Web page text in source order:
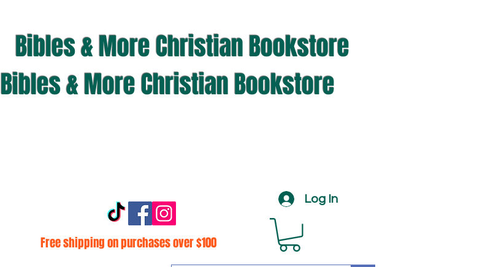
Bibles & More Christian Bookstore
Bibles & More Christian Bookstore
Log In
Free shipping on purchases over $100